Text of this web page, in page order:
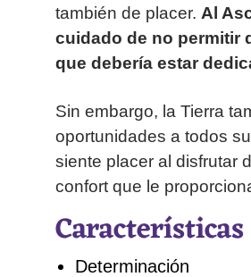
también de placer. Al
cuidado de no permitir
que debería estar
Sin embargo, la Tierra
oportunidades a todos
siente placer al disfrutar
confort que le
Determinación